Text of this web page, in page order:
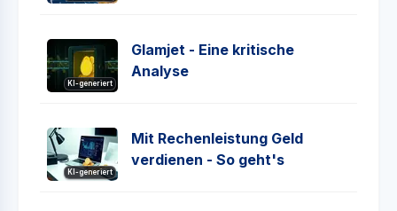
KI-generiert
Glamjet - Eine kritische
Analyse
KI-generiert
Mit Rechenleistung Geld
verdienen - So geht's